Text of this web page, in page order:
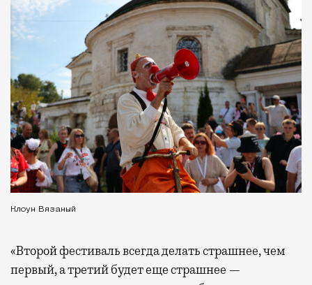
Клоун Вязаный
«Второй фестиваль всегда делать страшнее, чем
первый, а третий будет еще страшнее —